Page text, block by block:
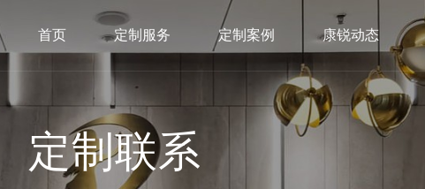
首页 定制服务 定制案例 康锐动态
定制联系